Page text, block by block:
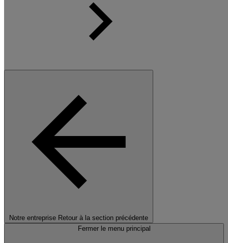
Notre entreprise Retour à la section précédente
Fermer le menu principal